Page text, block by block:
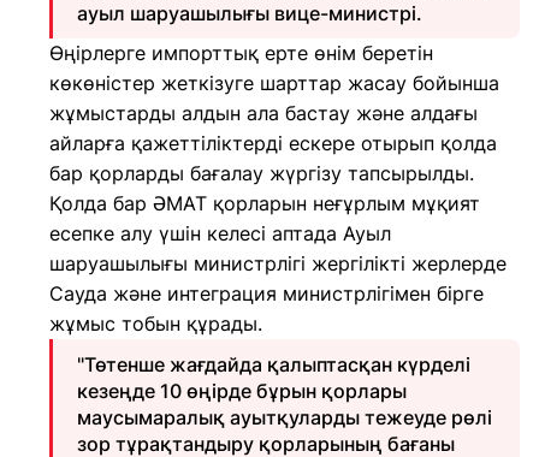
ауыл шаруашылығы вице-министрі.
Өңірлерге импорттық ерте өнім беретін
көкөністер жеткізуге шарттар жасау бойынша
жұмыстарды алдын ала бастау және алдағы
айларға қажеттіліктерді ескере отырып қолда
бар қорларды бағалау жүргізу тапсырылды.
Қолда бар ӘМАТ қорларын неғұрлым мұқият
есепке алу үшiн келесi аптада Ауыл
шаруашылығы министрлігі жергiлiктi жерлерде
Сауда және интеграция министрлігімен бiрге
жұмыс тобын құрады.
"Төтенше жағдайда қалыптасқан күрделі
кезеңде 10 өңірде бұрын қорлары
маусымаралық ауытқуларды тежеуде рөлі
зор тұрақтандыру қорларының бағаны